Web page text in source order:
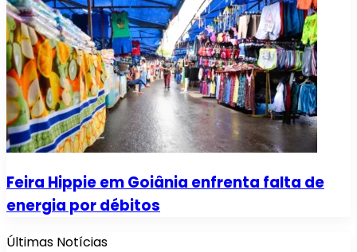
Feira Hippie em Goiânia enfrenta falta de
energia por débitos
Últimas Notícias